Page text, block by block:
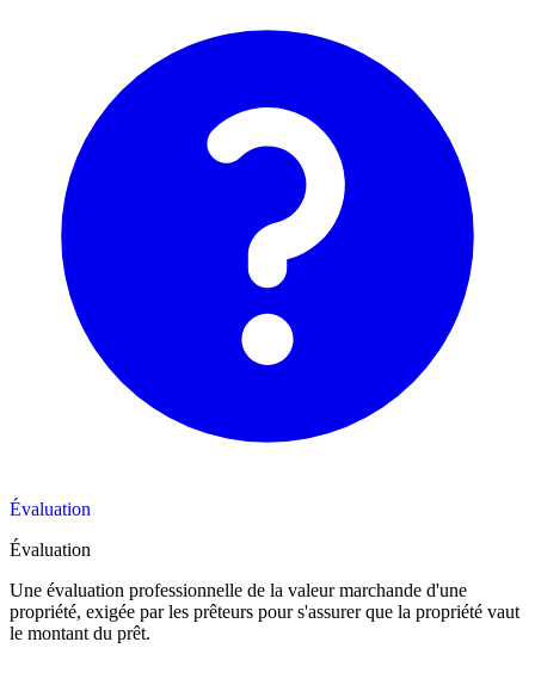
Évaluation
Évaluation
Une évaluation professionnelle de la valeur marchande d'une
propriété, exigée par les prêteurs pour s'assurer que la propriété vaut
le montant du prêt.